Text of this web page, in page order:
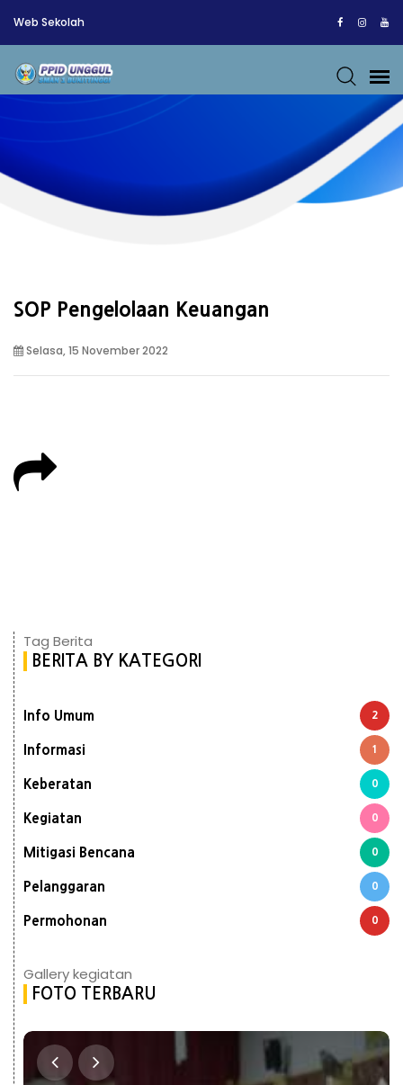
Web Sekolah
SOP Pengelolaan Keuangan
Selasa, 15 November 2022
Tag Berita
BERITA BY KATEGORI
Info Umum 2
Informasi 1
Keberatan 0
Kegiatan 0
Mitigasi Bencana 0
Pelanggaran 0
Permohonan 0
Gallery kegiatan
FOTO TERBARU